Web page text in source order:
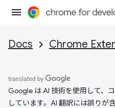
Docs Chrome
Google は AI 技術を使用して、
しています。AI 翻訳には誤りが